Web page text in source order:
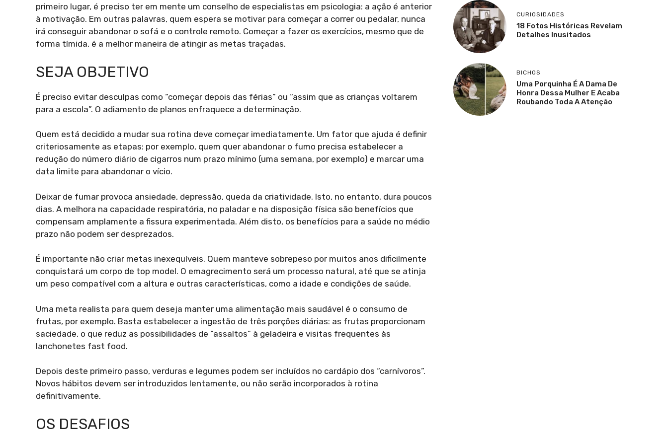
primeiro lugar, é preciso ter em mente um conselho de especialistas em psicologia: a ação é anterior
à motivação. Em outras palavras, quem espera se motivar para começar a correr ou pedalar, nunca
irá conseguir abandonar o sofá e o controle remoto. Começar a fazer os exercícios, mesmo que de
forma tímida, é a melhor maneira de atingir as metas traçadas.
SEJA OBJETIVO
É preciso evitar desculpas como “começar depois das férias” ou “assim que as crianças voltarem
para a escola”. O adiamento de planos enfraquece a determinação.
Quem está decidido a mudar sua rotina deve começar imediatamente. Um fator que ajuda é definir
criteriosamente as etapas: por exemplo, quem quer abandonar o fumo precisa estabelecer a
redução do número diário de cigarros num prazo mínimo (uma semana, por exemplo) e marcar uma
data limite para abandonar o vício.
Deixar de fumar provoca ansiedade, depressão, queda da criatividade. Isto, no entanto, dura poucos
dias. A melhora na capacidade respiratória, no paladar e na disposição física são benefícios que
compensam amplamente a fissura experimentada. Além disto, os benefícios para a saúde no médio
prazo não podem ser desprezados.
É importante não criar metas inexequíveis. Quem manteve sobrepeso por muitos anos dificilmente
conquistará um corpo de top model. O emagrecimento será um processo natural, até que se atinja
um peso compatível com a altura e outras características, como a idade e condições de saúde.
Uma meta realista para quem deseja manter uma alimentação mais saudável é o consumo de
frutas, por exemplo. Basta estabelecer a ingestão de três porções diárias: as frutas proporcionam
saciedade, o que reduz as possibilidades de “assaltos” à geladeira e visitas frequentes às
lanchonetes fast food.
Depois deste primeiro passo, verduras e legumes podem ser incluídos no cardápio dos “carnívoros”.
Novos hábitos devem ser introduzidos lentamente, ou não serão incorporados à rotina
definitivamente.
OS DESAFIOS
CURIOSIDADES
18 Fotos Históricas Revelam
Detalhes Inusitados
BICHOS
Uma Porquinha É A Dama De
Honra Dessa Mulher E Acaba
Roubando Toda A Atenção